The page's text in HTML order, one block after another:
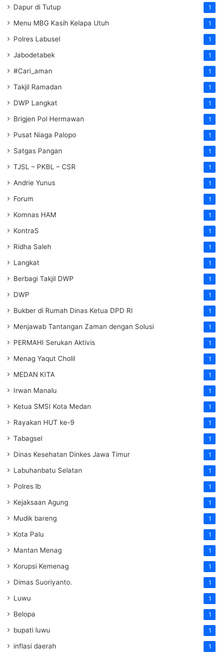
Dapur di Tutup 1
Menu MBG Kasih Kelapa Utuh 1
Polres Labusel 1
Jabodetabek 1
#Cari_aman 1
Takjil Ramadan 1
DWP Langkat 1
Brigjen Pol Hermawan 1
Pusat Niaga Palopo 1
Satgas Pangan 1
TJSL – PKBL – CSR 1
Andrie Yunus 1
Forum 1
Komnas HAM 1
KontraS 1
Ridha Saleh 1
Langkat 1
Berbagi Takjil DWP 1
DWP 1
Bukber di Rumah Dinas Ketua DPD RI 1
Menjawab Tantangan Zaman dengan Solusi 1
PERMAHI Serukan Aktivis 1
Menag Yaqut Cholil 1
MEDAN KITA 1
Irwan Manalu 1
Ketua SMSI Kota Medan 1
Rayakan HUT ke-9 1
Tabagsel 1
Dinas Kesehatan Dinkes Jawa Timur 1
Labuhanbatu Selatan 1
Polres lb 1
Kejaksaan Agung 1
Mudik bareng 1
Kota Palu 1
Mantan Menag 1
Korupsi Kemenag 1
Dimas Suoriyanto. 1
Luwu 1
Belopa 1
bupati luwu 1
inflasi daerah 1